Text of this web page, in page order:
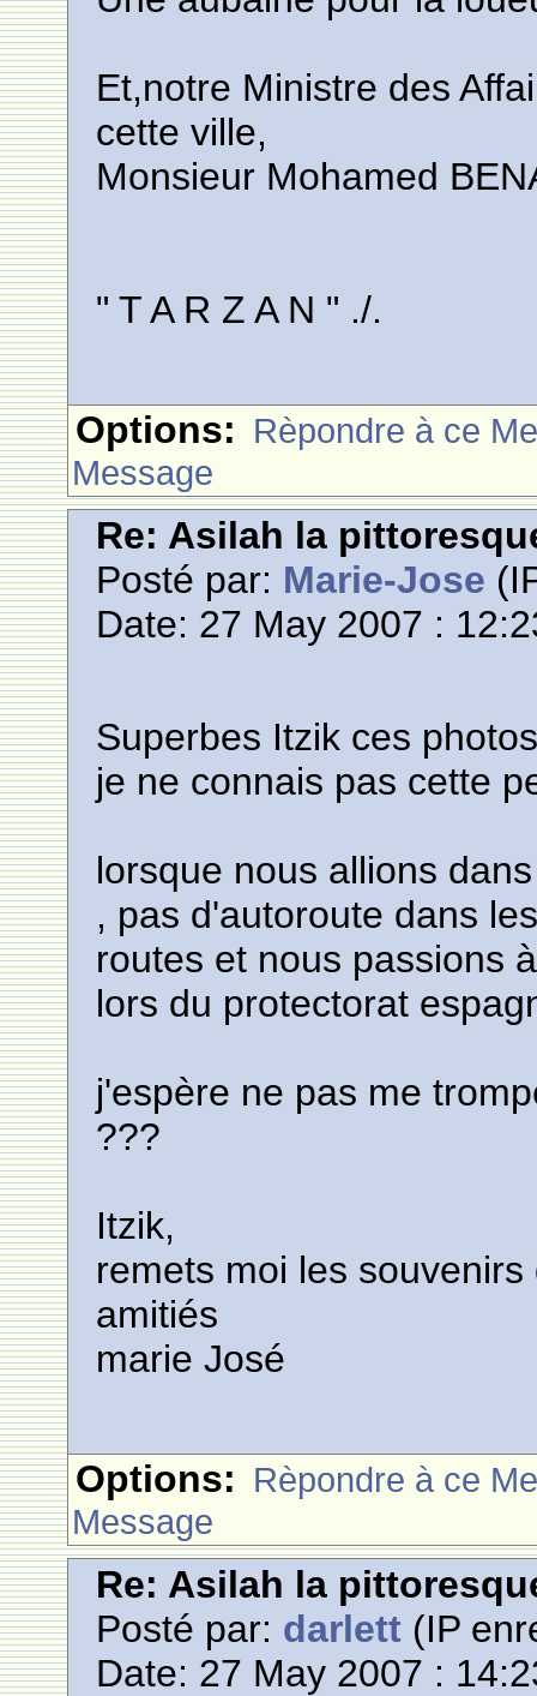
Et,notre Ministre des
cette ville,
Monsieur Mohamed
" T A R Z A N " ./.
Options: Rèpondre à ce
Message
Re: Asilah la
Posté par: Marie-Jose
Date: 27 May 2007 :
Superbes Itzik ces
je ne connais pas cette
lorsque nous allions
, pas d'autoroute dans
routes et nous passions
lors du protectorat
j'espère ne pas me
???
Itzik,
remets moi les
amitiés
marie José
Options: Rèpondre à ce
Message
Re: Asilah la
Posté par: darlett (IP
Date: 27 May 2007 :